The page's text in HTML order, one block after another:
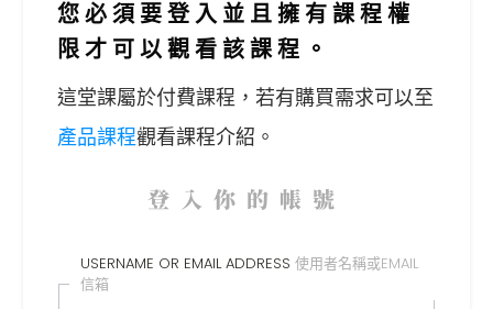
您必須要登入並且擁有課程權
限才可以觀看該課程。
這堂課屬於付費課程， 若有購買需求可以至
產品課程觀看課程介紹。
登入你的帳號
USERNAME OR EMAIL ADDRESS 使用者名稱或EMAIL
信箱